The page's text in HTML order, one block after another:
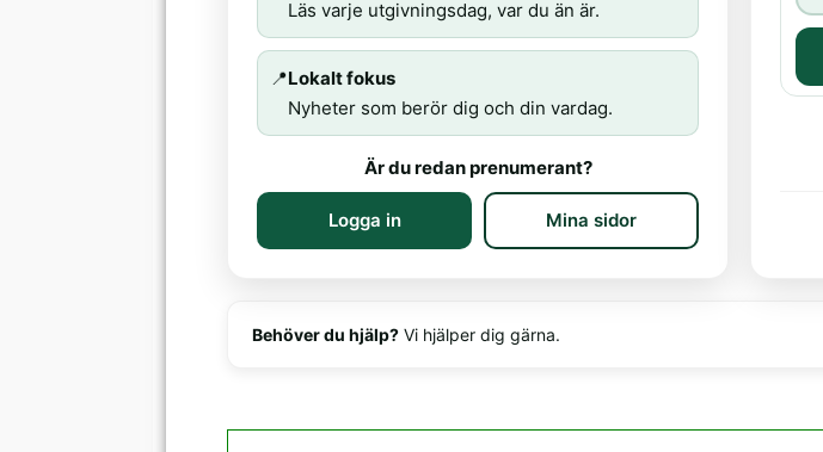
Läs varje utgivningsdag, var du än är.
📍Lokalt fokus
Nyheter som berör dig och din vardag.
Är du redan prenumerant?
Logga in Mina sidor
Behöver du hjälp? Vi hjälper dig gärna.